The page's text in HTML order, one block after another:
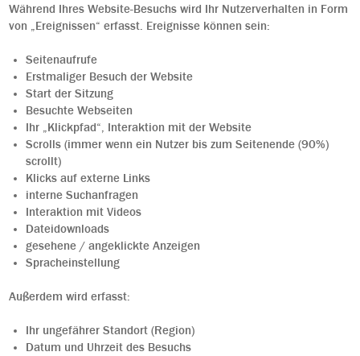
Während Ihres Website-Besuchs wird Ihr Nutzerverhalten in Form
von „Ereignissen“ erfasst. Ereignisse können sein:
Seitenaufrufe
Erstmaliger Besuch der Website
Start der Sitzung
Besuchte Webseiten
Ihr „Klickpfad“, Interaktion mit der Website
Scrolls (immer wenn ein Nutzer bis zum Seitenende (90%)
scrollt)
Klicks auf externe Links
interne Suchanfragen
Interaktion mit Videos
Dateidownloads
gesehene / angeklickte Anzeigen
Spracheinstellung
Außerdem wird erfasst:
Ihr ungefährer Standort (Region)
Datum und Uhrzeit des Besuchs